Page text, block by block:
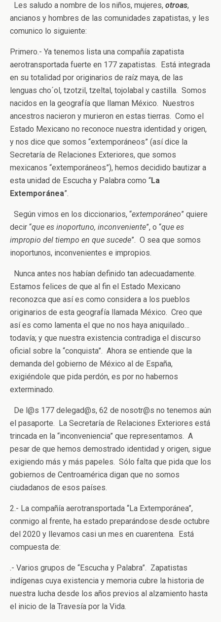
Les saludo a nombre de los niños, mujeres, otroas,
ancianos y hombres de las comunidades zapatistas, y les
comunico lo siguiente:
Primero.- Ya tenemos lista una compañía zapatista
aerotransportada fuerte en 177 zapatistas. Está integrada
en su totalidad por originarios de raíz maya, de las
lenguas cho´ol, tzotzil, tzeltal, tojolabal y castilla. Somos
nacidos en la geografía que llaman México. Nuestros
ancestros nacieron y murieron en estas tierras. Como el
Estado Mexicano no reconoce nuestra identidad y origen,
y nos dice que somos “extemporáneos” (así dice la
Secretaría de Relaciones Exteriores, que somos
mexicanos “extemporáneos”), hemos decidido bautizar a
esta unidad de Escucha y Palabra como “La
Extemporánea”.
Según vimos en los diccionarios, “extemporáneo” quiere
decir “que es inoportuno, inconveniente”, o “que es
impropio del tiempo en que sucede”. O sea que somos
inoportunos, inconvenientes e impropios.
Nunca antes nos habían definido tan adecuadamente.
Estamos felices de que al fin el Estado Mexicano
reconozca que así es como considera a los pueblos
originarios de esta geografía llamada México. Creo que
así es como lamenta el que no nos haya aniquilado…
todavía; y que nuestra existencia contradiga el discurso
oficial sobre la “conquista”. Ahora se entiende que la
demanda del gobierno de México al de España,
exigiéndole que pida perdón, es por no habernos
exterminado.
De l@s 177 delegad@s, 62 de nosotr@s no tenemos aún
el pasaporte. La Secretaría de Relaciones Exteriores está
trincada en la “inconveniencia” que representamos. A
pesar de que hemos demostrado identidad y origen, sigue
exigiendo más y más papeles. Sólo falta que pida que los
gobiernos de Centroamérica digan que no somos
ciudadanos de esos países.
2.- La compañía aerotransportada “La Extemporánea”,
conmigo al frente, ha estado preparándose desde octubre
del 2020 y llevamos casi un mes en cuarentena. Está
compuesta de:
.- Varios grupos de “Escucha y Palabra”. Zapatistas
indígenas cuya existencia y memoria cubre la historia de
nuestra lucha desde los años previos al alzamiento hasta
el inicio de la Travesía por la Vida.